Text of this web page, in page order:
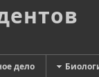
дело